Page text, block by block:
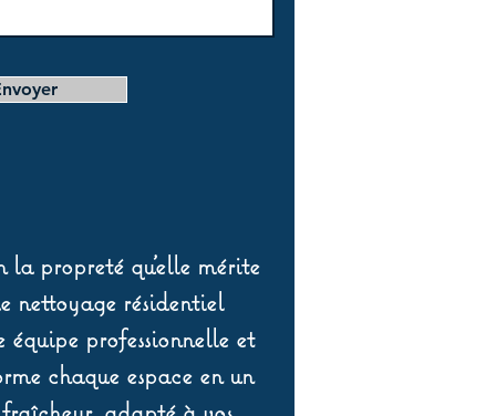
propreté qu’elle mérite
nettoyage résidentiel
professionnelle et
chaque espace en un